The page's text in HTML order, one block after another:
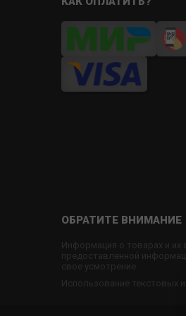
ОБРАТИТЕ ВНИМАНИЕ
Информация о товарах и их
предоставленной
свое усмотрение.
Использование текстовых